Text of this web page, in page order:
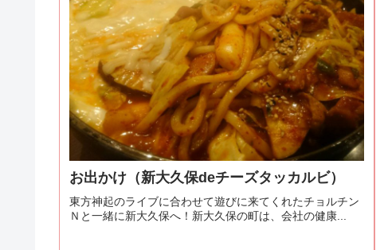
お出かけ（新大久保deチーズタッカルビ）
東方神起のライブに合わせて遊びに来てくれたチョルチン
Ｎと一緒に新大久保へ！新大久保の町は、会社の健康...